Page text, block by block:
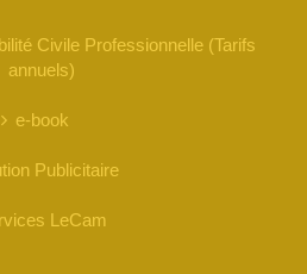
Civile Professionnelle (Tarifs
annuels)
e-book
Publicitaire
LeCam